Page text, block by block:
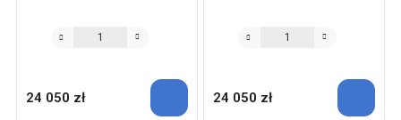
24 050 zł 24 050 zł